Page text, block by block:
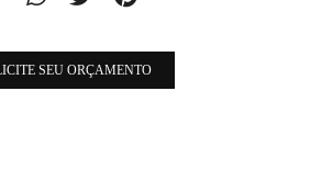
SEU ORÇAMENTO